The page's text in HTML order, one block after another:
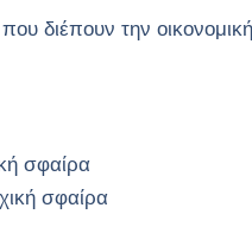
διέπουν την
σφαίρα
σφαίρα